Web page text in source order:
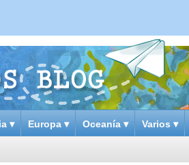
▾ Europa ▾ Oceanía ▾ Varios ▾